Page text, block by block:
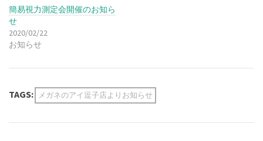
簡易視力測定会開催のお知ら
せ
2020/02/22
お知らせ
TAGS: メガネのアイ逗子店よりお知らせ